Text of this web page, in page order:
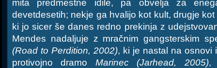
mita predmestne idile, pa obvelja za
devetdesetih; nekje ga hvalijo kot kult, drugje
ki jo sicer še danes redno prekinja z
Mendes nadaljuje z mračnim gangsterskim
(Road to Perdition, 2002), ki je nastal na osnovi
protivojno dramo Marinec (Jarhead, 2005),